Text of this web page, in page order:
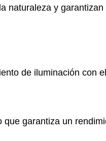
naturaleza y
de iluminación con
garantiza un